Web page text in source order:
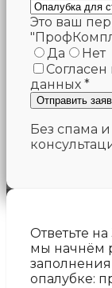
Это ваш
Да
Нет
данных *
Без спама
Ответьте
мы начнём
опалубке: